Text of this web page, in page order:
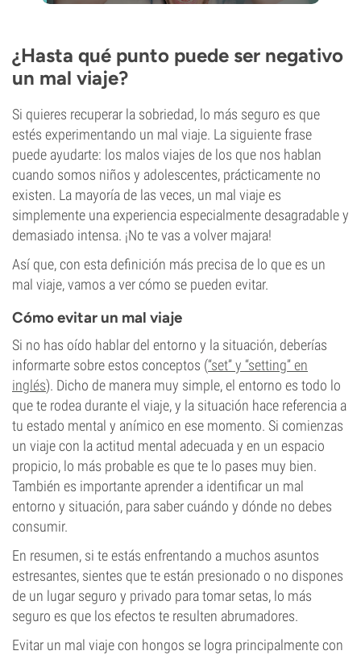
¿Hasta qué punto puede ser negativo
un mal viaje?
Si quieres recuperar la sobriedad, lo más seguro es que
estés experimentando un mal viaje. La siguiente frase
puede ayudarte: los malos viajes de los que nos hablan
cuando somos niños y adolescentes, prácticamente no
existen. La mayoría de las veces, un mal viaje es
simplemente una experiencia especialmente desagradable y
demasiado intensa. ¡No te vas a volver majara!
Así que, con esta definición más precisa de lo que es un
mal viaje, vamos a ver cómo se pueden evitar.
Cómo evitar un mal viaje
Si no has oído hablar del entorno y la situación, deberías
informarte sobre estos conceptos (“set” y “setting” en
inglés). Dicho de manera muy simple, el entorno es todo lo
que te rodea durante el viaje, y la situación hace referencia a
tu estado mental y anímico en ese momento. Si comienzas
un viaje con la actitud mental adecuada y en un espacio
propicio, lo más probable es que te lo pases muy bien.
También es importante aprender a identificar un mal
entorno y situación, para saber cuándo y dónde no debes
consumir.
En resumen, si te estás enfrentando a muchos asuntos
estresantes, sientes que te están presionado o no dispones
de un lugar seguro y privado para tomar setas, lo más
seguro es que los efectos te resulten abrumadores.
Evitar un mal viaje con hongos se logra principalmente con